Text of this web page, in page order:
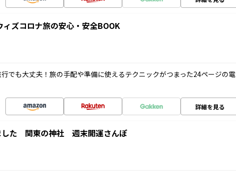
ィズコロナ旅の安心・安全BOOK
でも大丈夫！旅の手配や準備に使えるテクニックがつまった24ページの電
詳細を見る
した 関東の神社 週末開運さんぽ